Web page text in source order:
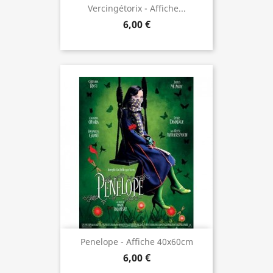
Vercingétorix - Affiche...
6,00 €
Penelope - Affiche 40x60cm
6,00 €